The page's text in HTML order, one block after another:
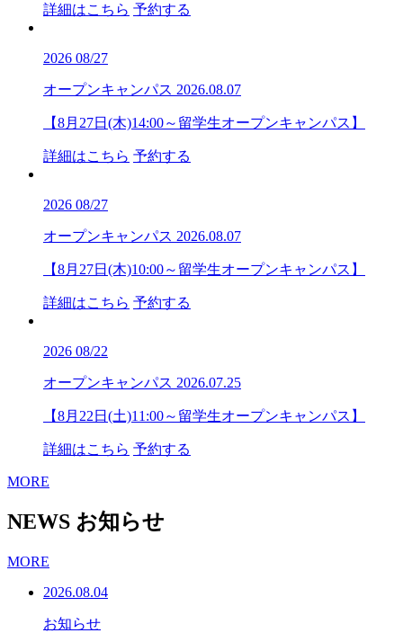
詳細はこちら 予約する
2026 08/27
オープンキャンパス 2026.08.07
【8月27日(木)14:00～留学生オープンキャンパス】
詳細はこちら 予約する
2026 08/27
オープンキャンパス 2026.08.07
【8月27日(木)10:00～留学生オープンキャンパス】
詳細はこちら 予約する
2026 08/22
オープンキャンパス 2026.07.25
【8月22日(土)11:00～留学生オープンキャンパス】
詳細はこちら 予約する
MORE
NEWS お知らせ
MORE
2026.08.04
お知らせ